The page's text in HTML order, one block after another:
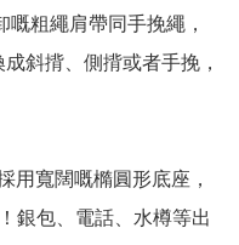
嘅粗繩肩帶同手挽繩，
斜揹、側揹或者手挽，
用寬闊嘅橢圓形底座，
銀包、電話、水樽等出